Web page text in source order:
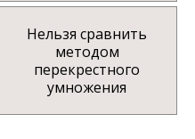
Нельзя сравнить
методом
перекрестного
умножения